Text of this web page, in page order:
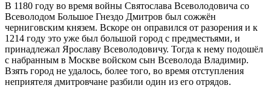
В 1180 году во время войны Святослава Всеволодовича со
Всеволодом Большое Гнездо Дмитров был сожжён
черниговским князем. Вскоре он оправился от разорения и к
1214 году это уже был большой город с предместьями, и
принадлежал Ярославу Всеволодовичу. Тогда к нему подошёл
с набранным в Москве войском сын Всеволода Владимир.
Взять город не удалось, более того, во время отступления
неприятеля дмитровчане разбили один из его отрядов.